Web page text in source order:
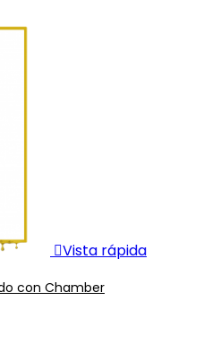
Vista rápida
con Chamber